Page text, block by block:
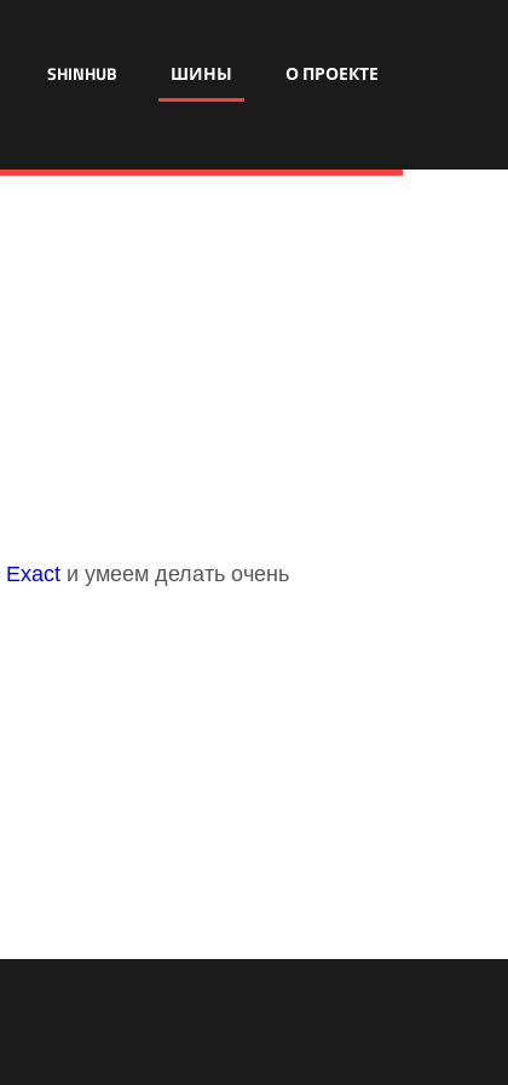
SHINHUB ШИНЫ О ПРОЕКТЕ
Exact и умеем делать очень